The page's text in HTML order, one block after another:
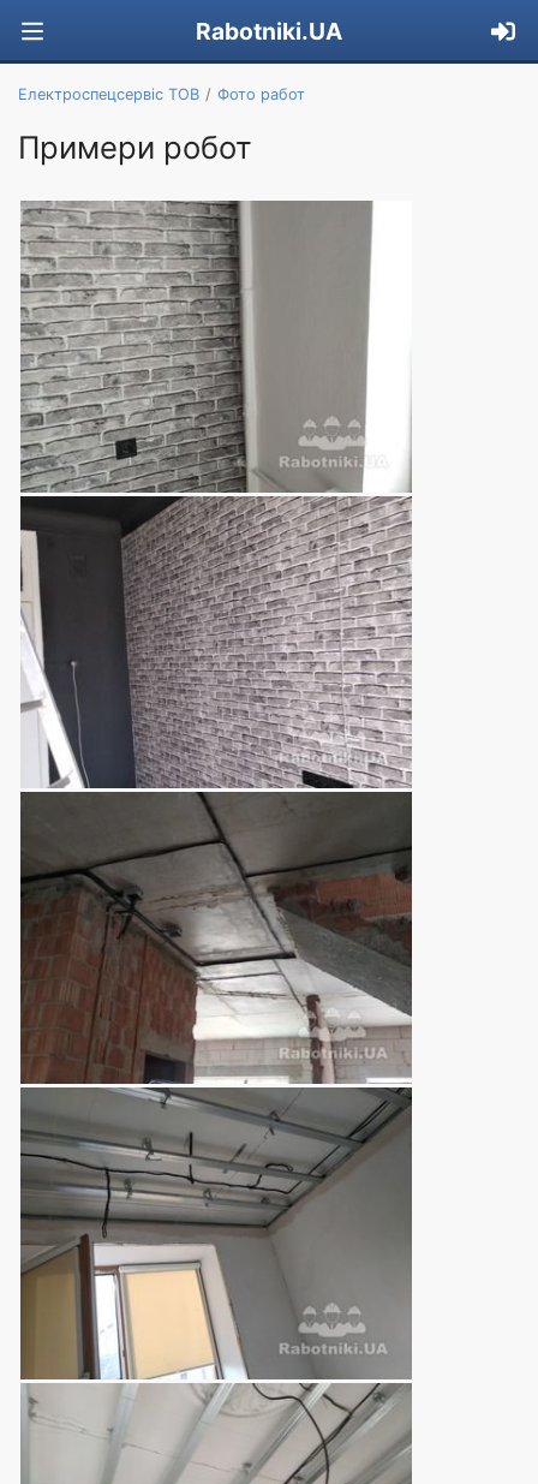
Rabotniki.UA
Електроспецсервіс ТОВ Фото работ
Примери робот